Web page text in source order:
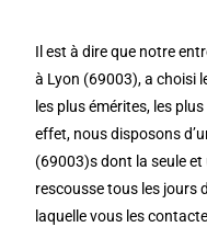
Il est à dire que notre
à Lyon (69003), a choisi
les plus émérites, les
effet, nous disposons
(69003)s dont la seule
rescousse tous les jours
laquelle vous les